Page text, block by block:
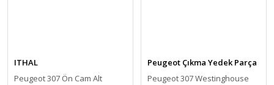
ITHAL
Peugeot 307 Ön Cam Alt
Peugeot Çıkma Yedek Parça
Peugeot 307 Westinghouse